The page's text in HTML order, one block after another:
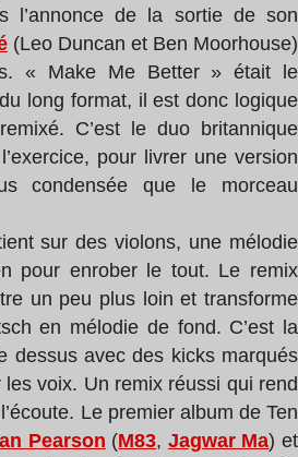
l’annonce de la sortie de son
(Leo Duncan et Ben Moorhouse)
« Make Me Better » était le
long format, il est donc logique
C’est le duo britannique
pour livrer une version
condensée que le morceau
sur des violons, une mélodie
pour enrober le tout. Le remix
un peu plus loin et transforme
en mélodie de fond. C’est la
dessus avec des kicks marqués
voix. Un remix réussi qui rend
Le premier album de Ten
Pearson (M83, Jagwar Ma) et